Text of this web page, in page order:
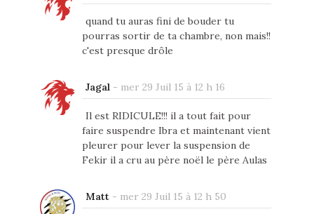
quand tu auras fini de bouder tu
pourras sortir de ta chambre, non mais!!
c'est presque drôle
Jagal- mer 29 Juil 15 à 12 h 16
Il est RIDICULE!!! il a tout fait pour
faire suspendre Ibra et maintenant vient
pleurer pour lever la suspension de
Fekir il a cru au père noël le père Aulas
Matt- mer 29 Juil 15 à 12 h 50